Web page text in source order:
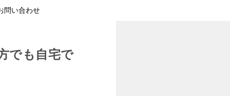
問い合わせ
でも自宅で